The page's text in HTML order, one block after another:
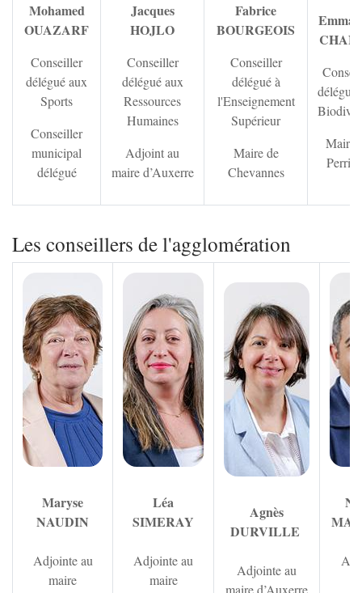
Mohamed
OUAZARF
Conseiller
délégué aux
Sports
Conseiller
municipal
délégué
Jacques
HOJLO
Conseiller
délégué aux
Ressources
Humaines
Adjoint au
maire d’Auxerre
Fabrice
BOURGEOIS
Conseiller
délégué à
l'Enseignement
Supérieur
Maire de
Chevannes
délégué
Maire
Les conseillers de l'agglomération
Maryse
NAUDIN
Adjointe au
maire
Zoom sur l'image
Léa
SIMERAY
Adjointe au
maire
Agnès
DURVILLE
Adjointe au
maire d’Auxerre